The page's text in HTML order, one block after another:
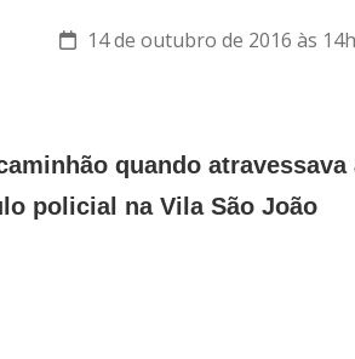
14 de outubro de 2016 às
quando
policial na Vila São João